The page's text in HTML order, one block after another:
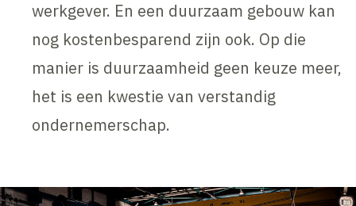
werkgever. En een duurzaam gebouw kan
nog kostenbesparend zijn ook. Op die
manier is duurzaamheid geen keuze meer,
het is een kwestie van verstandig
ondernemerschap.